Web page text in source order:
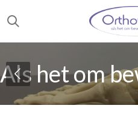
Ga
direct
naar
hoofdinhoud
Als het om